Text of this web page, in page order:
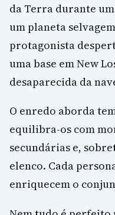
da Terra durante
um planeta
protagonista
uma base em New
desaparecida da
O enredo aborda
equilibra-os com
secundárias e,
elenco. Cada
enriquecem o